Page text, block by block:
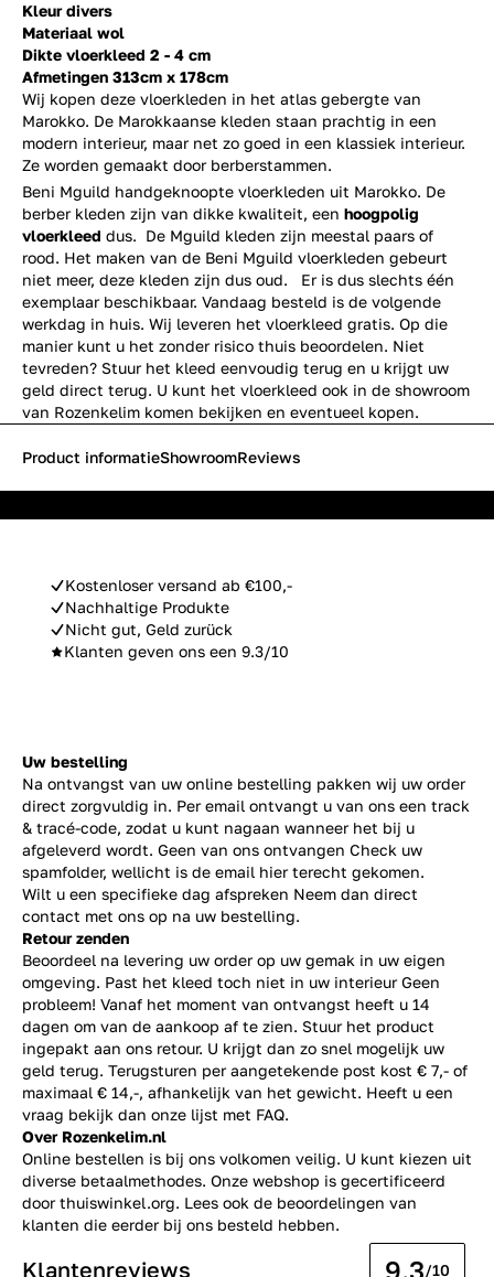
Kleur divers
Materiaal wol
Dikte vloerkleed 2 - 4 cm
Afmetingen 313cm x 178cm
Wij kopen deze vloerkleden in het atlas gebergte van
Marokko. De Marokkaanse kleden staan prachtig in een
modern interieur, maar net zo goed in een klassiek interieur.
Ze worden gemaakt door berberstammen.
Beni Mguild handgeknoopte vloerkleden uit Marokko. De
berber kleden zijn van dikke kwaliteit, een hoogpolig
vloerkleed dus. De Mguild kleden zijn meestal paars of
rood. Het maken van de Beni Mguild vloerkleden gebeurt
niet meer, deze kleden zijn dus oud. Er is dus slechts één
exemplaar beschikbaar. Vandaag besteld is de volgende
werkdag in huis. Wij leveren het vloerkleed gratis. Op die
manier kunt u het zonder risico thuis beoordelen. Niet
tevreden? Stuur het kleed eenvoudig terug en u krijgt uw
geld direct terug. U kunt het vloerkleed ook in de showroom
van Rozenkelim komen bekijken en eventueel kopen.
Kostenloser versand ab €100,-
Nachhaltige Produkte
Nicht gut, Geld zurück
Klanten geven ons een 9.3/10
Product informatieShowroomReviews
Uw bestelling
Na ontvangst van uw online bestelling pakken wij uw order
direct zorgvuldig in. Per email ontvangt u van ons een track
& tracé-code, zodat u kunt nagaan wanneer het bij u
afgeleverd wordt. Geen van ons ontvangen Check uw
spamfolder, wellicht is de email hier terecht gekomen.
Wilt u een specifieke dag afspreken Neem dan direct
contact met ons op na uw bestelling.
Retour zenden
Beoordeel na levering uw order op uw gemak in uw eigen
omgeving. Past het kleed toch niet in uw interieur Geen
probleem! Vanaf het moment van ontvangst heeft u 14
dagen om van de aankoop af te zien. Stuur het product
ingepakt aan ons retour. U krijgt dan zo snel mogelijk uw
geld terug. Terugsturen per aangetekende post kost € 7,- of
maximaal € 14,-, afhankelijk van het gewicht. Heeft u een
vraag bekijk dan onze lijst met FAQ.
Over Rozenkelim.nl
Online bestellen is bij ons volkomen veilig. U kunt kiezen uit
diverse betaalmethodes. Onze webshop is gecertificeerd
door thuiswinkel.org. Lees ook de beoordelingen van
klanten die eerder bij ons besteld hebben.
Klantenreviews 9.3/10